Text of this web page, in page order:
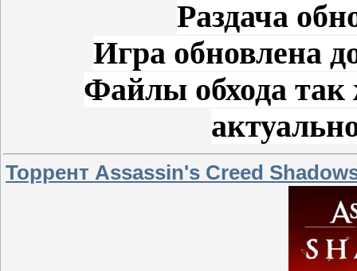
Раздача
Игра обновлена
Файлы обхода
Торрент Assassin's Creed